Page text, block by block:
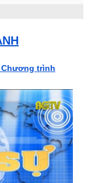
Chương trình